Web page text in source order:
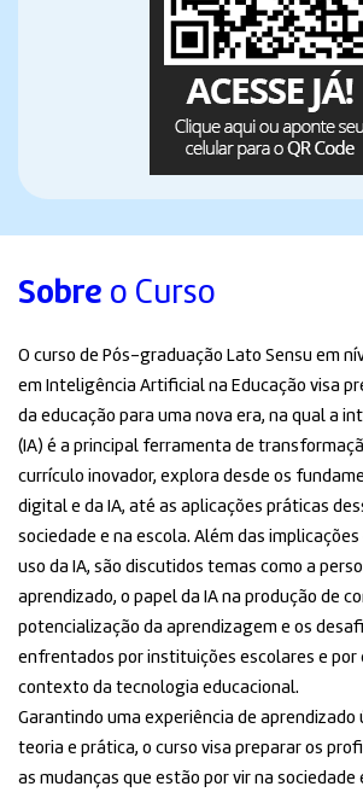
Sobre o Curso
O curso de Pós-graduação Lato Sensu em
em Inteligência Artificial na Educação visa
da educação para uma nova era, na qual a
(IA) é a principal ferramenta de
currículo inovador, explora desde os
digital e da IA, até as aplicações práticas
sociedade e na escola. Além das
uso da IA, são discutidos temas como a
aprendizado, o papel da IA na produção de
potencialização da aprendizagem e os
enfrentados por instituições escolares e por
contexto da tecnologia educacional.
Garantindo uma experiência de aprendizado
teoria e prática, o curso visa preparar os
as mudanças que estão por vir na